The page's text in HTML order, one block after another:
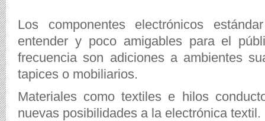
Los componentes electrónicos
entender y poco amigables para el
frecuencia son adiciones a ambientes
tapices o mobiliarios.
Materiales como textiles e hilos
nuevas posibilidades a la electrónica textil.